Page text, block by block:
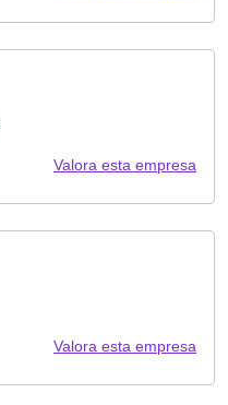
Valora esta empresa
Valora esta empresa